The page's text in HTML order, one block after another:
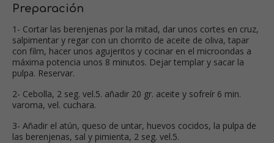
Preparación
1- Cortar las berenjenas por la mitad, dar unos cortes en cruz,
salpimentar y regar con un chorrito de aceite de oliva, tapar
con film, hacer unos agujeritos y cocinar en el microondas a
máxima potencia unos 8 minutos. Dejar templar y sacar la
pulpa. Reservar.
2- Cebolla, 2 seg. vel.5. añadir 20 gr. aceite y sofreír 6 min.
varoma, vel. cuchara.
3- Añadir el atún, queso de untar, huevos cocidos, la pulpa de
las berenjenas, sal y pimienta, 2 seg. vel.5.